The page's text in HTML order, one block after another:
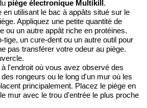
piège électronique Multikill.
en utilisant le bac à appâts situé sur le
Appliquez une petite quantité de
ou un autre appât riche en protéines.
tige, un cure-dent ou un autre outil pour
pas transférer votre odeur au piège.
à l'endroit où vous avez observé des
rongeurs ou le long d'un mur où les
principalement. Placez le piège en
mur avec le trou d'entrée le plus proche